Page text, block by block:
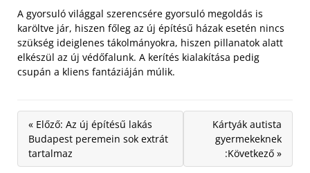
A gyorsuló világgal szerencsére gyorsuló megoldás is
karöltve jár, hiszen főleg az új építésű házak esetén nincs
szükség ideiglenes tákolmányokra, hiszen pillanatok alatt
elkészül az új védőfalunk. A kerítés kialakítása pedig
csupán a kliens fantáziáján múlik.
« Előző: Az új építésű lakás
Budapest peremein sok extrát
tartalmaz
Kártyák autista
gyermekeknek
:Következő »